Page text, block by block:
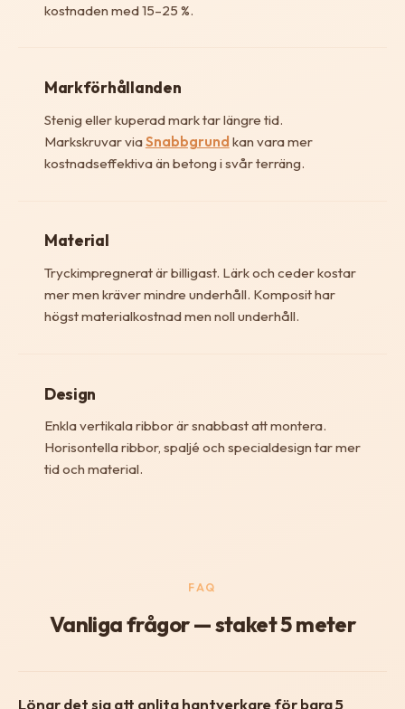
kostnaden med 15–25 %.
Markförhållanden
Stenig eller kuperad mark tar längre tid.
Markskruvar viaSnabbgrund kan vara mer
kostnadseffektiva än betong i svår terräng.
Material
Tryckimpregnerat är billigast. Lärk och ceder kostar
mer men kräver mindre underhåll. Komposit har
högst materialkostnad men noll underhåll.
Design
Enkla vertikala ribbor är snabbast att montera.
Horisontella ribbor, spaljé och specialdesign tar mer
tid och material.
FAQ
Vanliga frågor — staket 5 meter
Lönar det sig att anlita hantverkare för bara 5